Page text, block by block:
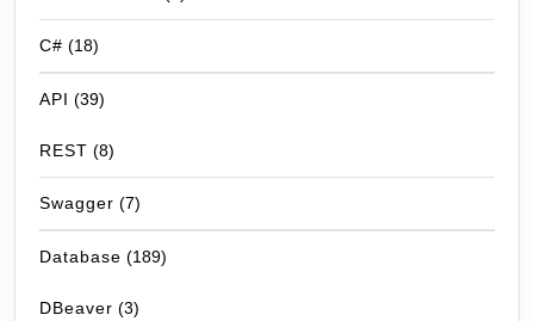
C# (18)
API (39)
REST (8)
Swagger (7)
Database (189)
DBeaver (3)